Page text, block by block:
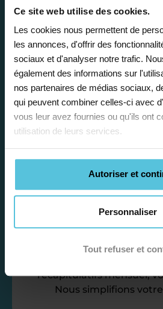
Ce site web utilise des cookies.
Les cookies nous permettent de
les annonces, d'offrir des
sociaux et d'analyser notre trafic.
également des informations sur
nos partenaires de médias sociaux,
qui peuvent combiner celles-ci avec
vous leur avez fournies ou qu'ils ont
utilisation de leurs services.
Autoriser et
Personnaliser
Tout refuser et
Afin de garantir le
accompagnement, nous
emploi du temps en
vos disponibilités et
Déléguez vos
Nos équipes d’experts se
pour vous ! De la
récapitulatifs mensuel,
Nous simplifions